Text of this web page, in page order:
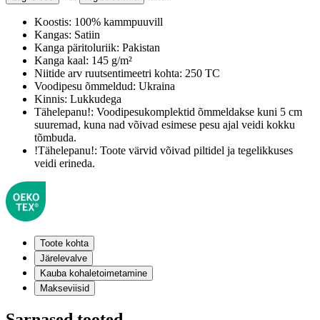
Koostis: 100% kammpuuvill
Kangas: Satiin
Kanga päritoluriik: Pakistan
Kanga kaal: 145 g/m²
Niitide arv ruutsentimeetri kohta: 250 TC
Voodipesu õmmeldud: Ukraina
Kinnis: Lukkudega
Tähelepanu!: Voodipesukomplektid õmmeldakse kuni 5 cm
suuremad, kuna nad võivad esimese pesu ajal veidi kokku
tõmbuda.
!Tähelepanu!: Toote värvid võivad piltidel ja tegelikkuses
veidi erineda.
Toote kohta
Järelevalve
Kauba kohaletoimetamine
Makseviisid